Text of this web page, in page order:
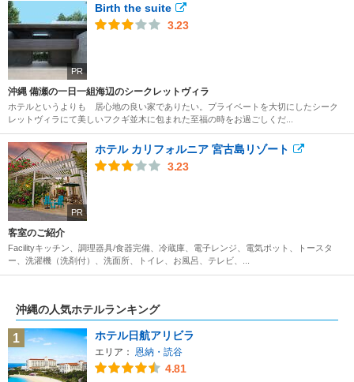
PR
Birth the suite
3.23
沖縄 備瀬の一日一組海辺のシークレットヴィラ
ホテルというよりも 居心地の良い家でありたい。プライベートを大切にしたシーク
レットヴィラにて美しいフクギ並木に包まれた至福の時をお過ごしくだ...
PR
ホテル カリフォルニア 宮古島リゾート
3.23
客室のご紹介
Facilityキッチン、調理器具/食器完備、冷蔵庫、電子レンジ、電気ポット、トースタ
ー、洗濯機（洗剤付）、洗面所、トイレ、お風呂、テレビ、...
沖縄の人気ホテルランキング
1 ホテル日航アリビラ
エリア： 恩納・読谷
4.81